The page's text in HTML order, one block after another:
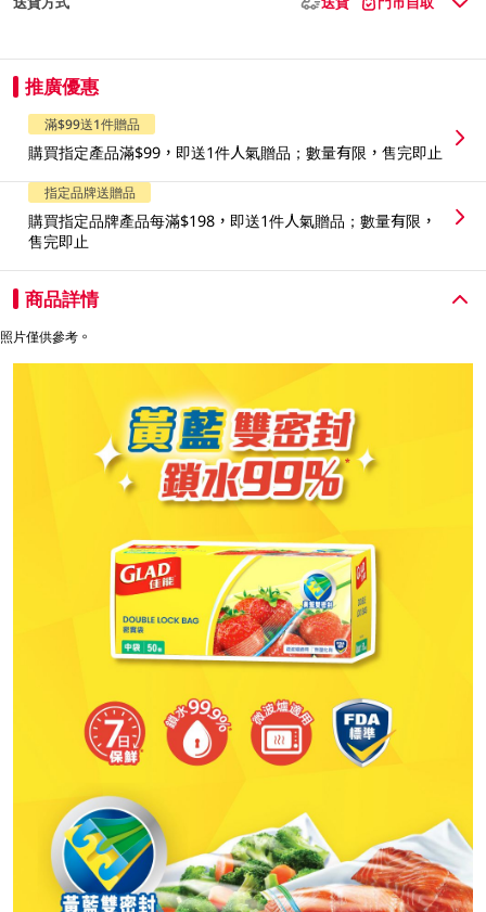
推廣優惠
滿$99送1件贈品
購買指定產品滿$99，即送1件人氣贈品；數量有限，售完即止
指定品牌送贈品
購買指定品牌產品每滿$198，即送1件人氣贈品；數量有限，
售完即止
商品詳情
照片僅供參考。